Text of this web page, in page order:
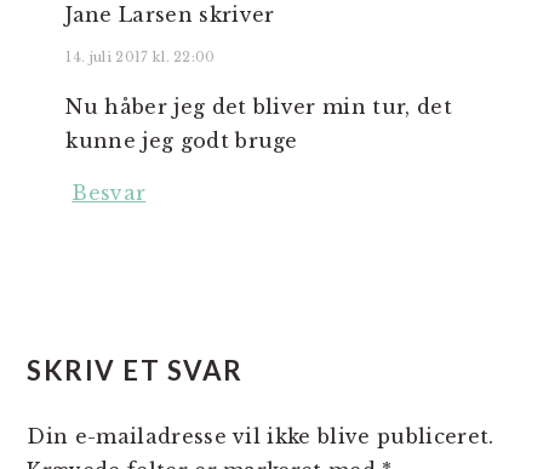
Jane Larsen skriver
14. juli 2017 kl. 22:00
Nu håber jeg det bliver min tur, det
kunne jeg godt bruge
Besvar
SKRIV ET SVAR
Din e-mailadresse vil ikke blive publiceret.